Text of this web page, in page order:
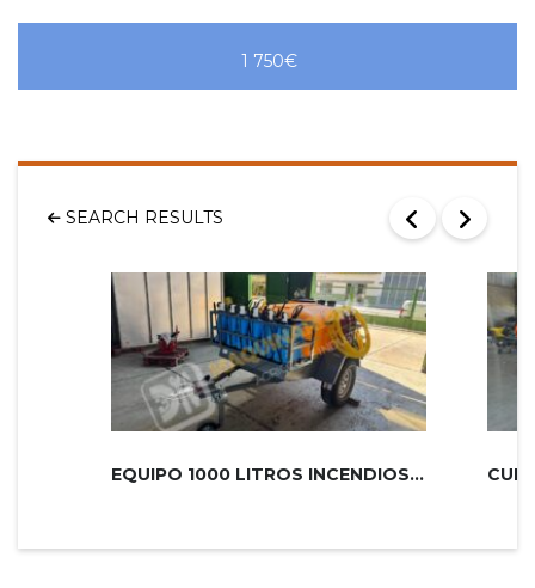
1 750€
SEARCH RESULTS
EQUIPO 1000 LITROS INCENDIOS PLUS 2...